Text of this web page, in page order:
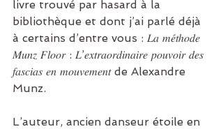
livre trouvé par hasard à la
bibliothèque et dont j’ai parlé déjà
à certains d’entre vous : 𝐿𝑎 𝑚𝑒́𝑡ℎ𝑜𝑑𝑒
𝑀𝑢𝑛𝑧 𝐹𝑙𝑜𝑜𝑟 : 𝐿’𝑒𝑥𝑡𝑟𝑎𝑜𝑟𝑑𝑖𝑛𝑎𝑖𝑟𝑒 𝑝𝑜𝑢𝑣𝑜𝑖𝑟 𝑑𝑒𝑠
𝑓𝑎𝑠𝑐𝑖𝑎𝑠 𝑒𝑛 𝑚𝑜𝑢𝑣𝑒𝑚𝑒𝑛𝑡 de Alexandre
Munz.
L’auteur, ancien danseur étoile en